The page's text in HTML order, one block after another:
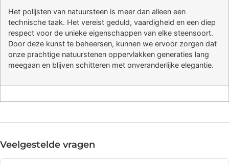
Het polijsten van natuursteen is meer dan alleen een
technische taak. Het vereist geduld, vaardigheid en een diep
respect voor de unieke eigenschappen van elke steensoort.
Door deze kunst te beheersen, kunnen we ervoor zorgen dat
onze prachtige natuurstenen oppervlakken generaties lang
meegaan en blijven schitteren met onveranderlijke elegantie.
Veelgestelde vragen